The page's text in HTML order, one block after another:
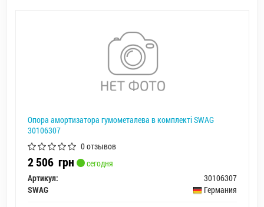
Опора амортизатора гумометалева в комплекті SWAG
30106307
0 отзывов
2 506 грн
сегодня
Артикул:
30106307
SWAG
Германия